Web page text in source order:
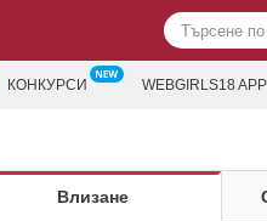
КОНКУРСИ WEBGIRLS18 APP
Влизане